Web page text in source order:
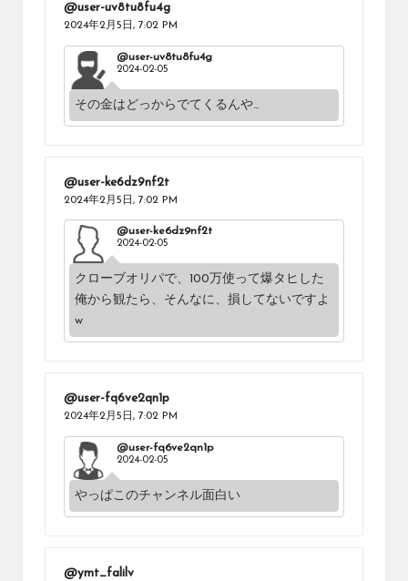
@user-uv8tu8fu4g
2024年2月5日, 7:02 PM
@user-uv8tu8fu4g
2024-02-05
その金はどっからでてくるんや…
@user-ke6dz9nf2t
2024年2月5日, 7:02 PM
@user-ke6dz9nf2t
2024-02-05
クローブオリパで、100万使って爆タヒした
俺から観たら、そんなに、損してないですよ
w
@user-fq6ve2qn1p
2024年2月5日, 7:02 PM
@user-fq6ve2qn1p
2024-02-05
やっぱこのチャンネル面白い
@ymt_falilv